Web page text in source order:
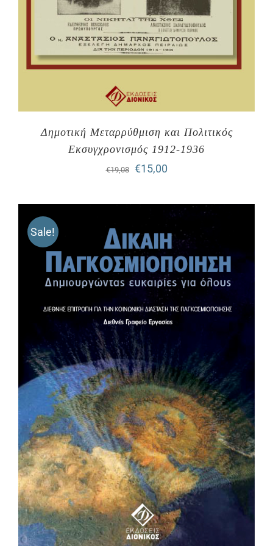
Δημοτική Μεταρρύθμιση και Πολιτικός
Εκσυγχρονισμός 1912-1936
€19,08
Original
€19,08.
€15,00Η
τιμή
είναι:
€15,00.
Sale!